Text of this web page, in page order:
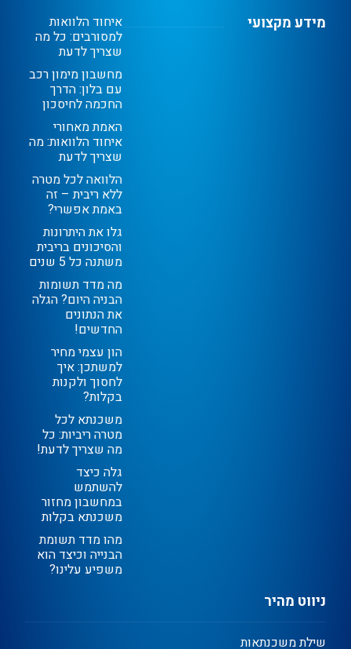
ניווט מהיר
שילת משכנתאות
מידע מקצועי איחוד הלוואות
למסורבים: כל מה
שצריך לדעת
מחשבון מימון רכב
עם בלון: הדרך
החכמה לחיסכון
האמת מאחורי
איחוד הלוואות: מה
שצריך לדעת
הלוואה לכל מטרה
ללא ריבית – זה
באמת אפשרי?
גלו את היתרונות
והסיכונים בריבית
משתנה כל 5 שנים
מה מדד תשומות
הבניה היום? הגלה
את הנתונים
החדשים!
הון עצמי מחיר
למשתכן: איך
לחסוך ולקנות
בקלות?
משכנתא לכל
מטרה ריביות: כל
מה שצריך לדעת!
גלה כיצד
להשתמש
במחשבון מחזור
משכנתא בקלות
מהו מדד תשומת
הבנייה וכיצד הוא
משפיע עלינו?